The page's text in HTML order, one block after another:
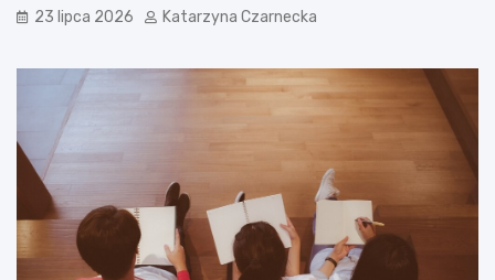
e 23 lipca 2026 Katarzyna Czarnecka